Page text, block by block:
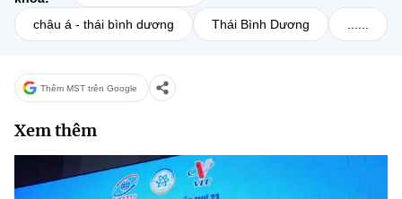
châu á - thái bình dương Thái Bình Dương ......
Thêm MST trên Google
Xem thêm